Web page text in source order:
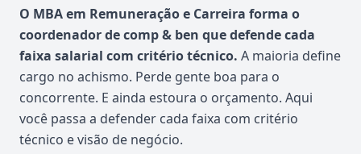
O MBA em Remuneração e Carreira forma o
coordenador de comp & ben que defende cada
faixa salarial com critério técnico. A maioria define
cargo no achismo. Perde gente boa para o
concorrente. E ainda estoura o orçamento. Aqui
você passa a defender cada faixa com critério
técnico e visão de negócio.